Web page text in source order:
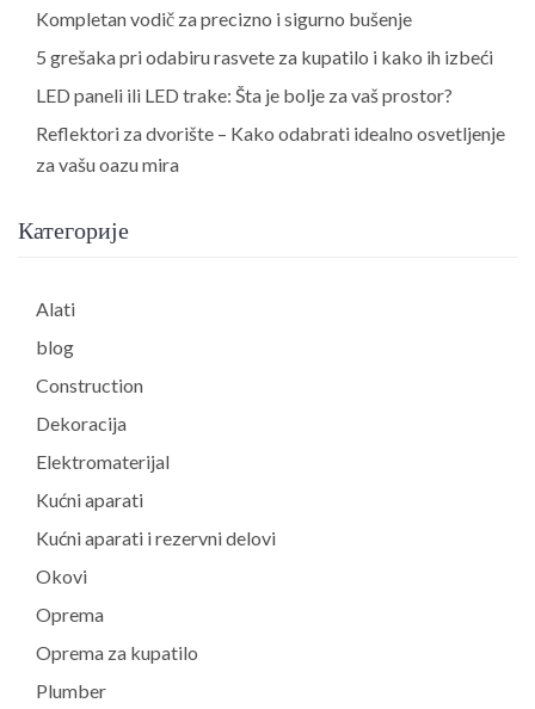
Kompletan vodič za precizno i sigurno bušenje
5 grešaka pri odabiru rasvete za kupatilo i kako ih izbeći
LED paneli ili LED trake: Šta je bolje za vaš prostor?
Reflektori za dvorište – Kako odabrati idealno osvetljenje
za vašu oazu mira
Категорије
Alati
blog
Construction
Dekoracija
Elektromaterijal
Kućni aparati
Kućni aparati i rezervni delovi
Okovi
Oprema
Oprema za kupatilo
Plumber